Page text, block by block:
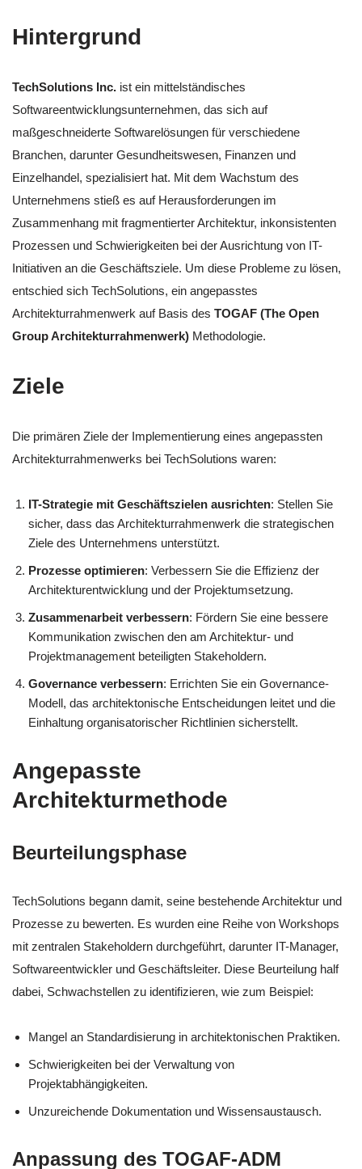
Hintergrund
TechSolutions Inc. ist ein mittelständisches
Softwareentwicklungsunternehmen, das sich auf
maßgeschneiderte Softwarelösungen für verschiedene
Branchen, darunter Gesundheitswesen, Finanzen und
Einzelhandel, spezialisiert hat. Mit dem Wachstum des
Unternehmens stieß es auf Herausforderungen im
Zusammenhang mit fragmentierter Architektur, inkonsistenten
Prozessen und Schwierigkeiten bei der Ausrichtung von IT-
Initiativen an die Geschäftsziele. Um diese Probleme zu lösen,
entschied sich TechSolutions, ein angepasstes
Architekturrahmenwerk auf Basis des TOGAF (The Open
Group Architekturrahmenwerk) Methodologie.
Ziele
Die primären Ziele der Implementierung eines angepassten
Architekturrahmenwerks bei TechSolutions waren:
IT-Strategie mit Geschäftszielen ausrichten: Stellen Sie
sicher, dass das Architekturrahmenwerk die strategischen
Ziele des Unternehmens unterstützt.
Prozesse optimieren: Verbessern Sie die Effizienz der
Architekturentwicklung und der Projektumsetzung.
Zusammenarbeit verbessern: Fördern Sie eine bessere
Kommunikation zwischen den am Architektur- und
Projektmanagement beteiligten Stakeholdern.
Governance verbessern: Errichten Sie ein Governance-
Modell, das architektonische Entscheidungen leitet und die
Einhaltung organisatorischer Richtlinien sicherstellt.
Angepasste
Architekturmethode
Beurteilungsphase
TechSolutions begann damit, seine bestehende Architektur und
Prozesse zu bewerten. Es wurden eine Reihe von Workshops
mit zentralen Stakeholdern durchgeführt, darunter IT-Manager,
Softwareentwickler und Geschäftsleiter. Diese Beurteilung half
dabei, Schwachstellen zu identifizieren, wie zum Beispiel:
Mangel an Standardisierung in architektonischen Praktiken.
Schwierigkeiten bei der Verwaltung von
Projektabhängigkeiten.
Unzureichende Dokumentation und Wissensaustausch.
Anpassung des TOGAF-ADM